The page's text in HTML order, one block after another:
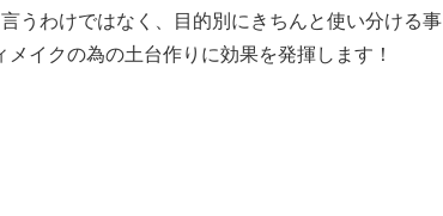
うわけではなく、目的別にきちんと使い分ける事
イクの為の土台作りに効果を発揮します！